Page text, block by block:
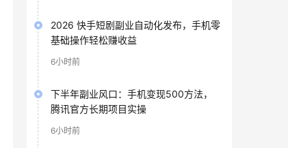
2026 快手短剧副业自动化发布，手机零
基础操作轻松赚收益
6小时前
下半年副业风口：手机变现500方法，
腾讯官方长期项目实操
6小时前